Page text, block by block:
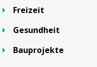
Freizeit
Gesundheit
Bauprojekte